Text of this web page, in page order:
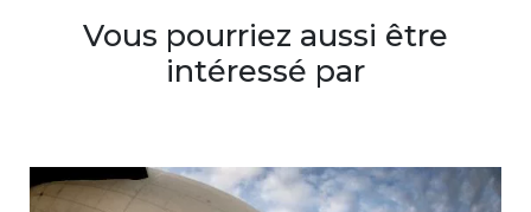
Vous pourriez aussi être
intéressé par